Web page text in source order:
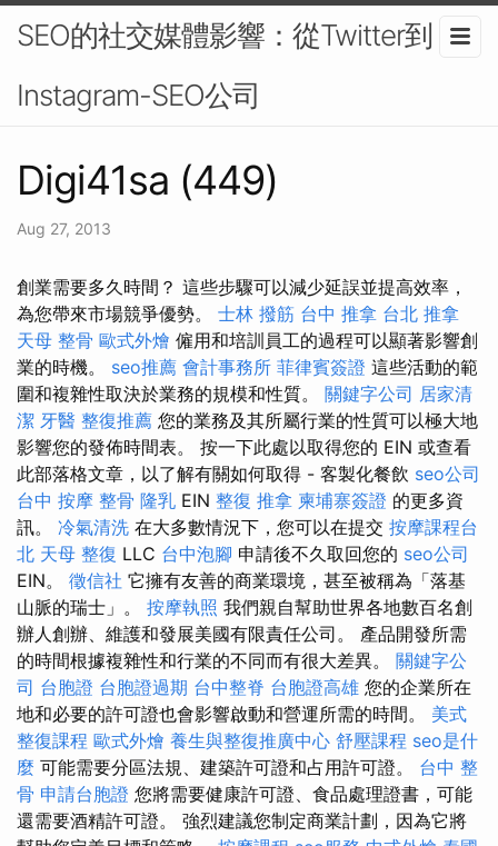
SEO的社交媒體影響：從Twitter到
Instagram-SEO公司
Digi41sa (449)
Aug 27, 2013
創業需要多久時間？ 這些步驟可以減少延誤並提高效率，
為您帶來市場競爭優勢。 士林 撥筋 台中 推拿 台北 推拿
天母 整骨 歐式外燴 僱用和培訓員工的過程可以顯著影響創
業的時機。 seo推薦 會計事務所 菲律賓簽證 這些活動的範
圍和複雜性取決於業務的規模和性質。 關鍵字公司 居家清
潔 牙醫 整復推薦 您的業務及其所屬行業的性質可以極大地
影響您的發佈時間表。 按一下此處以取得您的 EIN 或查看
此部落格文章，以了解有關如何取得 - 客製化餐飲 seo公司
台中 按摩 整骨 隆乳 EIN 整復 推拿 柬埔寨簽證 的更多資
訊。 冷氣清洗 在大多數情況下，您可以在提交 按摩課程台
北 天母 整復 LLC 台中泡腳 申請後不久取回您的 seo公司
EIN。 徵信社 它擁有友善的商業環境，甚至被稱為「落基
山脈的瑞士」。 按摩執照 我們親自幫助世界各地數百名創
辦人創辦、維護和發展美國有限責任公司。 產品開發所需
的時間根據複雜性和行業的不同而有很大差異。 關鍵字公
司 台胞證 台胞證過期 台中整脊 台胞證高雄 您的企業所在
地和必要的許可證也會影響啟動和營運所需的時間。 美式
整復課程 歐式外燴 養生與整復推廣中心 舒壓課程 seo是什
麼 可能需要分區法規、建築許可證和占用許可證。 台中 整
骨 申請台胞證 您將需要健康許可證、食品處理證書，可能
還需要酒精許可證。 強烈建議您制定商業計劃，因為它將